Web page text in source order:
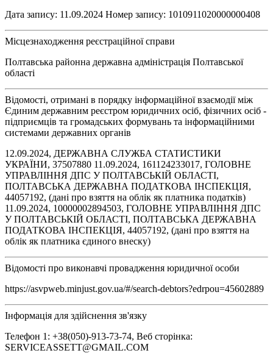
Дата запису: 11.09.2024 Номер запису: 1010911020000000408
Місцезнаходження реєстраційної справи
Полтавська районна державна адміністрація Полтавської
області
Відомості, отримані в порядку інформаційної взаємодії між
Єдиним державним реєстром юридичних осіб, фізичних осіб -
підприємців та громадських формувань та інформаційними
системами державних органів
12.09.2024, ДЕРЖАВНА СЛУЖБА СТАТИСТИКИ
УКРАЇНИ, 37507880 11.09.2024, 161124233017, ГОЛОВНЕ
УПРАВЛІННЯ ДПС У ПОЛТАВСЬКІЙ ОБЛАСТІ,
ПОЛТАВСЬКА ДЕРЖАВНА ПОДАТКОВА ІНСПЕКЦІЯ,
44057192, (дані про взяття на облік як платника податків)
11.09.2024, 10000002894503, ГОЛОВНЕ УПРАВЛІННЯ ДПС
У ПОЛТАВСЬКІЙ ОБЛАСТІ, ПОЛТАВСЬКА ДЕРЖАВНА
ПОДАТКОВА ІНСПЕКЦІЯ, 44057192, (дані про взяття на
облік як платника єдиного внеску)
Відомості про виконавчі провадження юридичної особи
https://asvpweb.minjust.gov.ua/#/search-debtors?edrpou=45602889
Інформація для здійснення зв'язку
Телефон 1: +38(050)-913-73-74, Веб сторінка:
SERVICEASSETT@GMAIL.COM